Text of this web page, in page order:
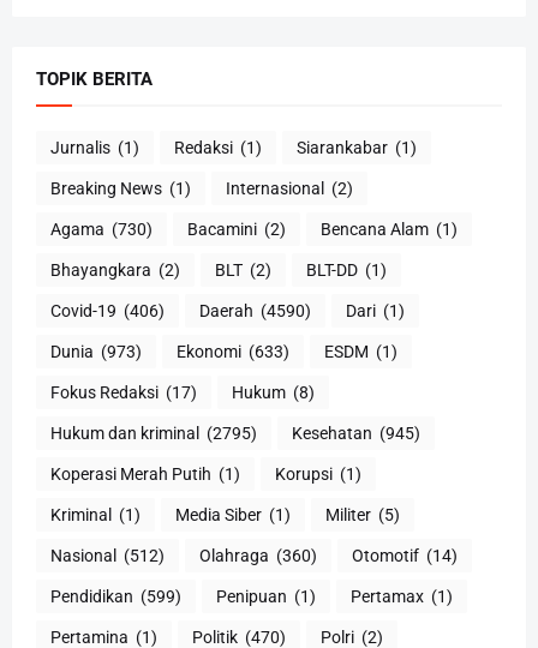
TOPIK BERITA
Jurnalis (1) Redaksi (1) Siarankabar (1)
Breaking News (1) Internasional (2)
Agama (730) Bacamini (2) Bencana Alam (1)
Bhayangkara (2) BLT (2) BLT-DD (1)
Covid-19 (406) Daerah (4590) Dari (1)
Dunia (973) Ekonomi (633) ESDM (1)
Fokus Redaksi (17) Hukum (8)
Hukum dan kriminal (2795) Kesehatan (945)
Koperasi Merah Putih (1) Korupsi (1)
Kriminal (1) Media Siber (1) Militer (5)
Nasional (512) Olahraga (360) Otomotif (14)
Pendidikan (599) Penipuan (1) Pertamax (1)
Pertamina (1) Politik (470) Polri (2)